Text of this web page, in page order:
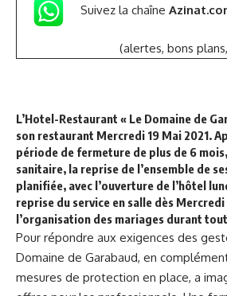
Suivez la chaîne
(alertes, bons
L’Hotel-Restaurant « Le Domaine de
son restaurant Mercredi 19 Mai 2021.
période de fermeture de plus de 6
sanitaire, la reprise de l’ensemble de
planifiée, avec l’ouverture de l’hôtel
reprise du service en salle dès Mercredi
l’organisation des mariages durant
Pour répondre aux exigences des
Domaine de Garabaud, en
mesures de protection en place, a